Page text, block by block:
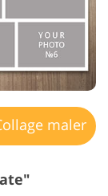
maler